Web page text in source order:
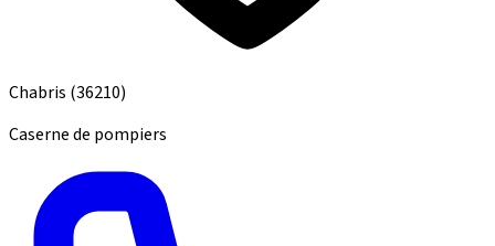
Chabris (36210)
Caserne de pompiers